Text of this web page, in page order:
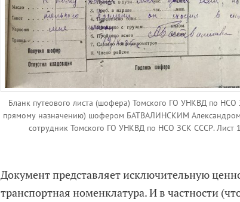
Бланк путеового листа (шофера) Томского ГО УНКВД по
прямому назначению) шофером БАТВАЛИНСКИМ
сотрудник Томского ГО УНКВД по НСО ЗСК СССР. Лист
Документ представляет исключительную
транспортная номенклатура. И в частности